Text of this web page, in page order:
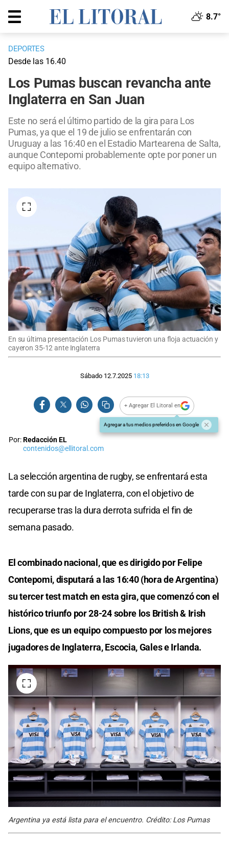
8.7°
DEPORTES
Desde las 16.40
Los Pumas buscan revancha ante
Inglaterra en San Juan
Este no será el último partido de la gira para Los
Pumas, ya que el 19 de julio se enfrentarán con
Uruguay a las 16:40 en el Estadio Martearena de Salta,
aunque Contepomi probablemente opte por poner un
equipo alternativo.
En su última presentación Los Pumas tuvieron una floja actuación y
cayeron 35-12 ante Inglaterra
Sábado 12.7.2025 18:13
+ Agregar El Litoral en
Agregar a tus medios preferidos en Google
Por:Redacción EL
contenidos@ellitoral.com
La selección argentina de rugby, se enfrentará esta
tarde con su par de Inglaterra, con el objetivo de
recuperarse tras la dura derrota sufrida el fin de
semana pasado.
El combinado nacional, que es dirigido por Felipe
Contepomi, disputará a las 16:40 (hora de Argentina)
su tercer test match en esta gira, que comenzó con el
histórico triunfo por 28-24 sobre los British & Irish
Lions, que es un equipo compuesto por los mejores
jugadores de Inglaterra, Escocia, Gales e Irlanda.
Argentina ya está lista para el encuentro. Crédito: Los Pumas